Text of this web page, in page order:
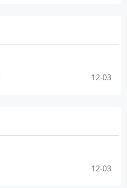
12-03
12-03